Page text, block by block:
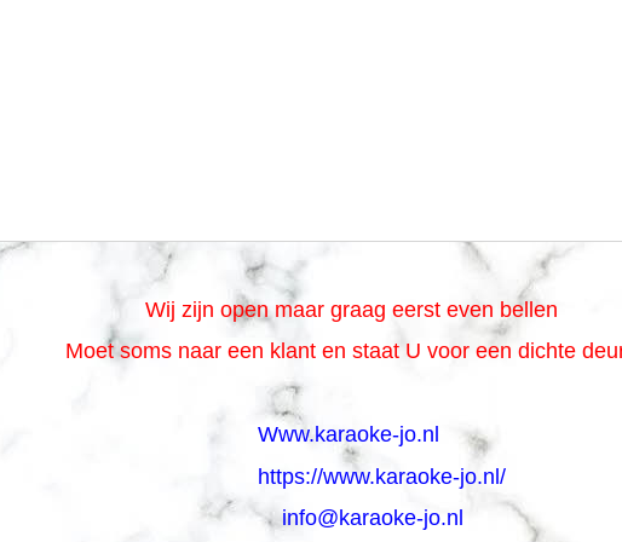
Wij zijn open maar graag eerst even bellen
Moet soms naar een klant en staat U voor een dichte
Www.karaoke-jo.nl
https://www.karaoke-jo.nl/
info@karaoke-jo.nl